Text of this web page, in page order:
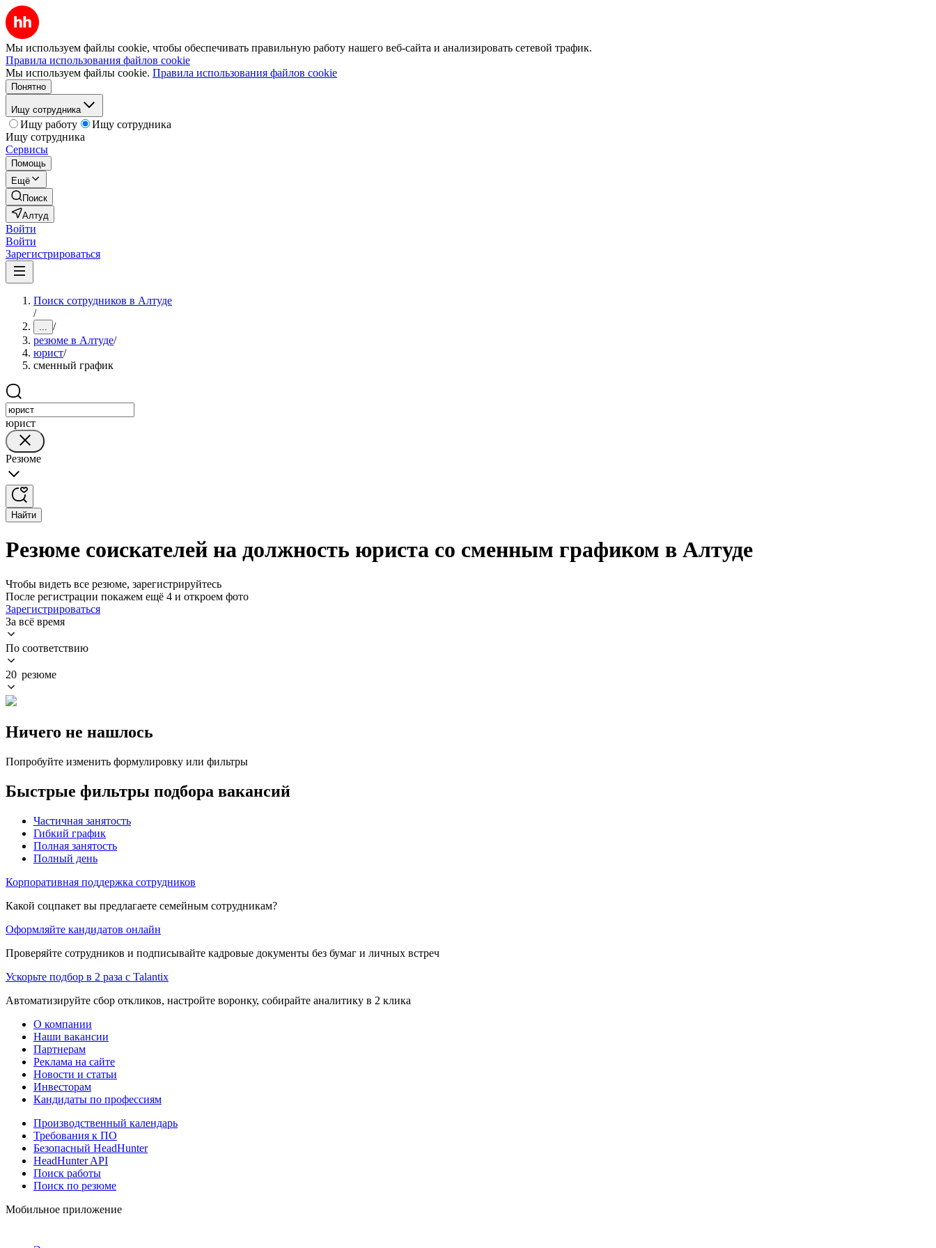
Мы используем файлы cookie, чтобы обеспечивать правильную работу нашего веб-сайта и анализировать сетевой трафик.
Правила использования файлов cookie
Мы используем файлы cookie. Правила использования файлов cookie
Понятно
Ищу сотрудника
Ищу работу
Ищу сотрудника
Ищу сотрудника
Сервисы
Помощь
Ещё
Поиск
Алтуд
Войти
Войти
Зарегистрироваться
Поиск сотрудников в Алтуде
/
... /
резюме в Алтуде/
юрист/
сменный график
юрист
Резюме
Найти
Резюме соискателей на должность юриста со сменным графиком в Алтуде
Чтобы видеть все резюме, зарегистрируйтесь
После регистрации покажем ещё 4 и откроем фото
Зарегистрироваться
За всё время
По соответствию
20 резюме
Ничего не нашлось
Попробуйте изменить формулировку или фильтры
Быстрые фильтры подбора вакансий
Частичная занятость
Гибкий график
Полная занятость
Полный день
Корпоративная поддержка сотрудников
Какой соцпакет вы предлагаете семейным сотрудникам?
Оформляйте кандидатов онлайн
Проверяйте сотрудников и подписывайте кадровые документы без бумаг и личных встреч
Ускорьте подбор в 2 раза с Talantix
Автоматизируйте сбор откликов, настройте воронку, собирайте аналитику в 2 клика
О компании
Наши вакансии
Партнерам
Реклама на сайте
Новости и статьи
Инвесторам
Кандидаты по профессиям
Производственный календарь
Требования к ПО
Безопасный HeadHunter
HeadHunter API
Поиск работы
Поиск по резюме
Мобильное приложение